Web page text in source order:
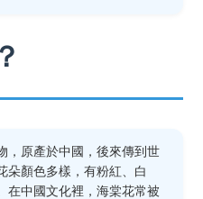
，原產於中國，後來傳到世
朵顏色多樣，有粉紅、白
在中國文化裡，海棠花常被